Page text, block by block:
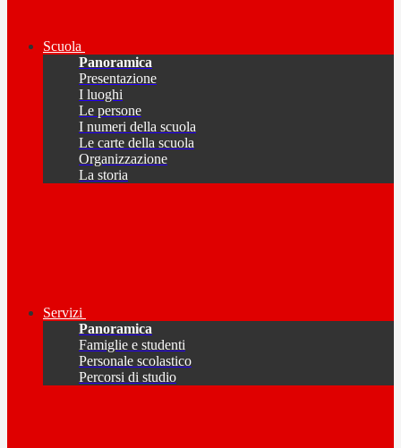
Scuola
Panoramica
Presentazione
I luoghi
Le persone
I numeri della scuola
Le carte della scuola
Organizzazione
La storia
Servizi
Panoramica
Famiglie e studenti
Personale scolastico
Percorsi di studio